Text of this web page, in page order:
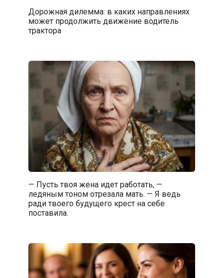
Дорожная дилемма: в каких направлениях
может продолжить движение водитель
трактора
— Пусть твоя жена идет работать, —
ледяным тоном отрезала мать. — Я ведь
ради твоего будущего крест на себе
поставила.